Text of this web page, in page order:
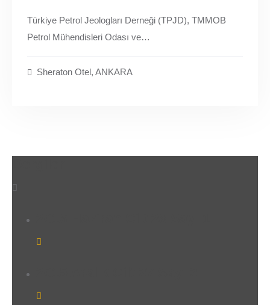
Türkiye Petrol Jeologları Derneği (TPJD), TMMOB
Petrol Mühendisleri Odası ve…
Sheraton Otel, ANKARA